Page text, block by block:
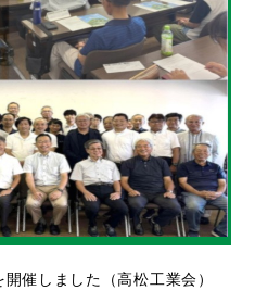
催しました（高松工業会）